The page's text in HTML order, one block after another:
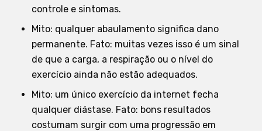
controle e sintomas.
Mito: qualquer abaulamento significa dano
permanente. Fato: muitas vezes isso é um sinal
de que a carga, a respiração ou o nível do
exercício ainda não estão adequados.
Mito: um único exercício da internet fecha
qualquer diástase. Fato: bons resultados
costumam surgir com uma progressão em